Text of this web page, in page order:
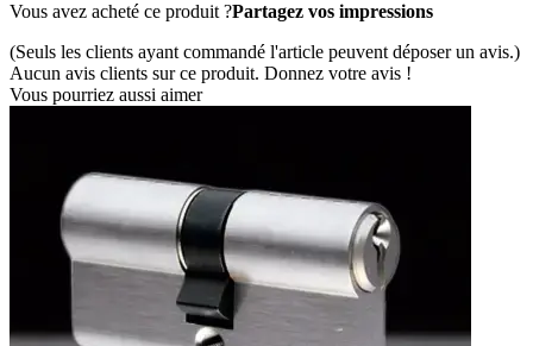
Vous avez acheté ce produit ?Partagez vos impressions
(Seuls les clients ayant commandé l'article peuvent déposer un avis.)
Aucun avis clients sur ce produit. Donnez votre avis !
Vous pourriez aussi aimer